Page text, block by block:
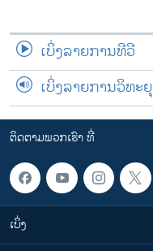
ເບິ່ງລາຍການທີວີ
ເບິ່ງລາຍການວິທະຍຸ
ຕິດຕາມພວກເຮົາ ທີ່
ເບິ່ງ